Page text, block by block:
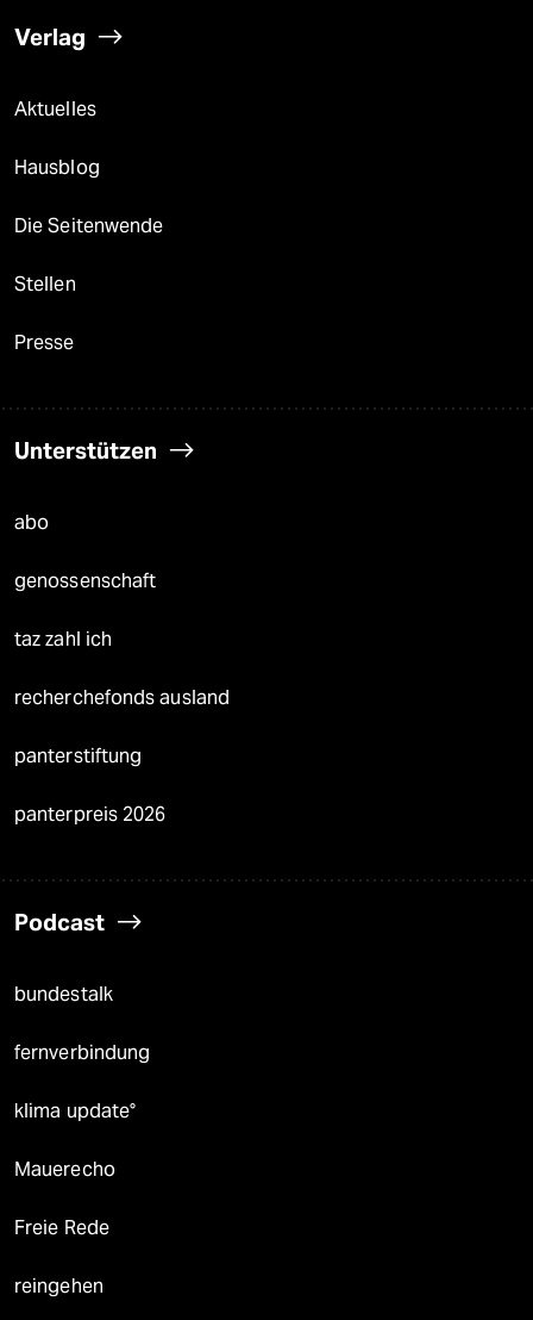
Verlag
Aktuelles
Hausblog
Die Seitenwende
Stellen
Presse
Unterstützen
abo
genossenschaft
taz zahl ich
recherchefonds ausland
panterstiftung
panterpreis 2026
Podcast
bundestalk
fernverbindung
klima update°
Mauerecho
Freie Rede
reingehen